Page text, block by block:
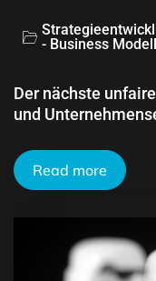
- Business
Der nächste
und
Read more